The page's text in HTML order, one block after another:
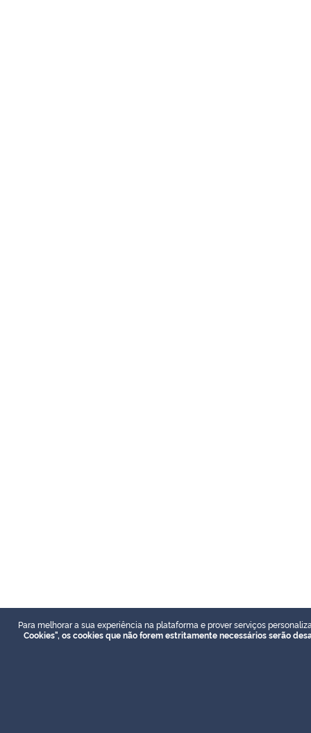
Para melhorar a sua experiência na plataforma e prover serviços
Cookies", os cookies que não forem estritamente necessários serão